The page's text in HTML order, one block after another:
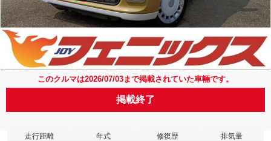
このクルマは2026/07/03まで掲載されていた車輛です。
掲載終了
走行距離 年式 修復歴 排気量